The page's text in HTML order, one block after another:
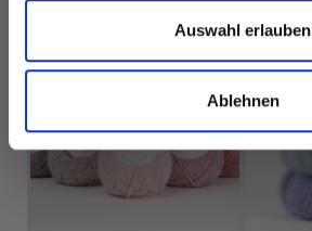
Auswahl erlauben
Ablehnen
FÜR SIE EMPFOHLEN